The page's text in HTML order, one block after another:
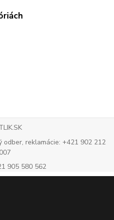
odber, reklamácie: +421 902 212
007
905 580 562